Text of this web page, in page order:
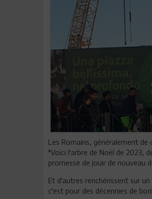
Les Romains, généralement
"Voici l'arbre de Noël de 2023,
promesse de jouir de nouveau
Et d'autres renchérissent sur
c'est pour des décennies de